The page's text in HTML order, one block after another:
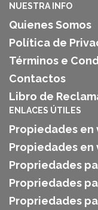
NUESTRA INFO
Quienes Somos
Política de
Términos e
Contactos
Libro de
ENLACES ÚTILES
Propiedades en
Propiedades en
Propriedades
Propriedades
Propriedades